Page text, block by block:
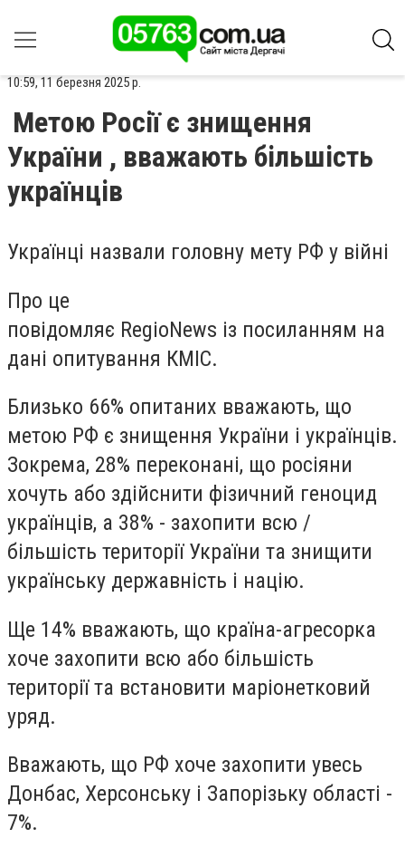
10:59, 11 березня 2025 р.
Метою Росії є знищення
України , вважають більшість
українців
Українці назвали головну мету РФ у війні
Про це
повідомляє RegioNews із посиланням на
дані опитування КМІС.
Близько 66% опитаних вважають, що
метою РФ є знищення України і українців.
Зокрема, 28% переконані, що росіяни
хочуть або здійснити фізичний геноцид
українців, а 38% - захопити всю /
більшість території України та знищити
українську державність і націю.
Ще 14% вважають, що країна-агресорка
хоче захопити всю або більшість
території та встановити маріонетковий
уряд.
Вважають, що РФ хоче захопити увесь
Донбас, Херсонську і Запорізьку області -
7%.